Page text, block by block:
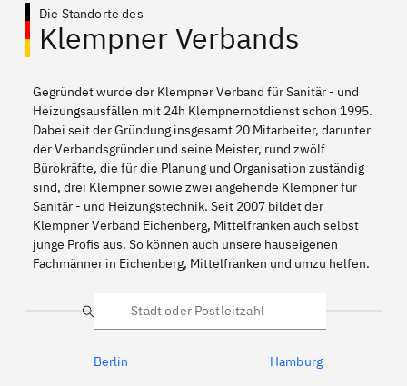
Die Standorte des
Klempner Verbands
Gegründet wurde der Klempner Verband für Sanitär - und
Heizungsausfällen mit 24h Klempnernotdienst schon 1995.
Dabei seit der Gründung insgesamt 20 Mitarbeiter, darunter
der Verbandsgründer und seine Meister, rund zwölf
Bürokräfte, die für die Planung und Organisation zuständig
sind, drei Klempner sowie zwei angehende Klempner für
Sanitär - und Heizungstechnik. Seit 2007 bildet der
Klempner Verband Eichenberg, Mittelfranken auch selbst
junge Profis aus. So können auch unsere hauseigenen
Fachmänner in Eichenberg, Mittelfranken und umzu helfen.
Suche
Berlin Hamburg